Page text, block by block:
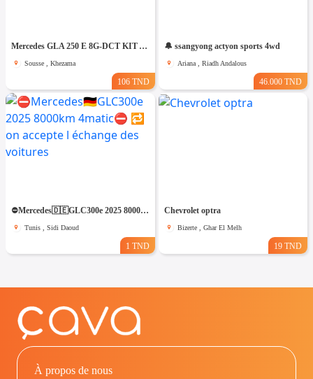
Mercedes GLA 250 E 8G-DCT KIT AMG PACK NIGHT
Sousse , Khezama
106 TND
🔔 ssangyong actyon sports 4wd
Ariana , Riadh Andalous
46.000 TND
⛔️Mercedes🇩🇪GLC300e 2025 8000km 4matic⛔️ 🔁 on accepte l échange des voitures
Tunis , Sidi Daoud
1 TND
Chevrolet optra
Bizerte , Ghar El Melh
19 TND
À propos de nous